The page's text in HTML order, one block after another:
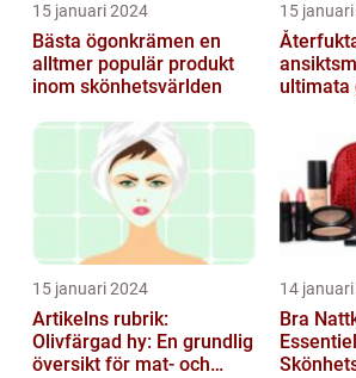
15 januari 2024
Bästa ögonkrämen en
alltmer populär produkt
inom skönhetsvärlden
15
ultimata
15 januari 2024
Artikelns rubrik:
Olivfärgad hy: En grundlig
översikt för mat- och
14
Bra